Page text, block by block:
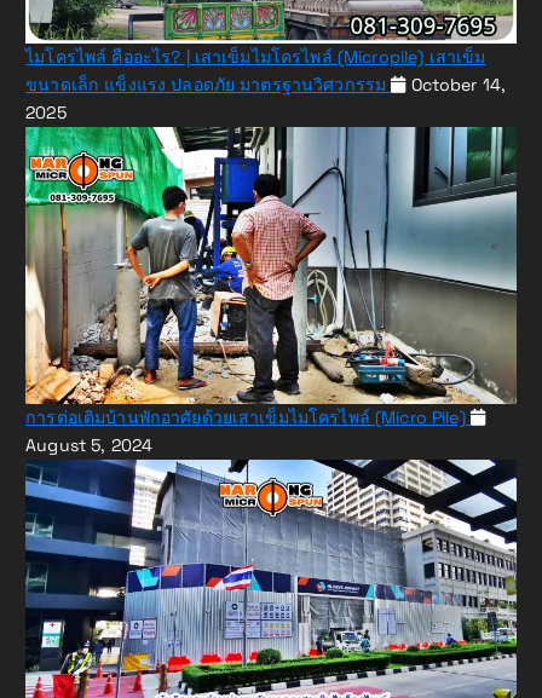
ไมโครไพล์ คืออะไร? | เสาเข็มไมโครไพล์ (Micropile) เสาเข็ม
ขนาดเล็ก แข็งแรง ปลอดภัย มาตรฐานวิศวกรรม
October 14,
2025
การต่อเติมบ้านพักอาศัยด้วยเสาเข็มไมโครไพล์ (Micro Pile)
August 5, 2024